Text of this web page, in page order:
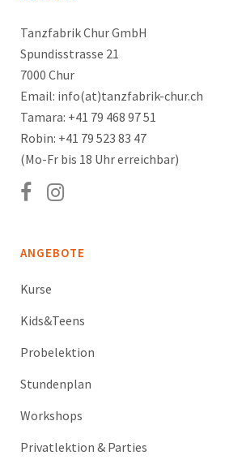
Tanzfabrik Chur GmbH
Spundisstrasse 21
7000 Chur
Email: info(at)tanzfabrik-chur.ch
Tamara: +41 79 468 97 51
Robin: +41 79 523 83 47
(Mo-Fr bis 18 Uhr erreichbar)
ANGEBOTE
Kurse
Kids&Teens
Probelektion
Stundenplan
Workshops
Privatlektion & Parties